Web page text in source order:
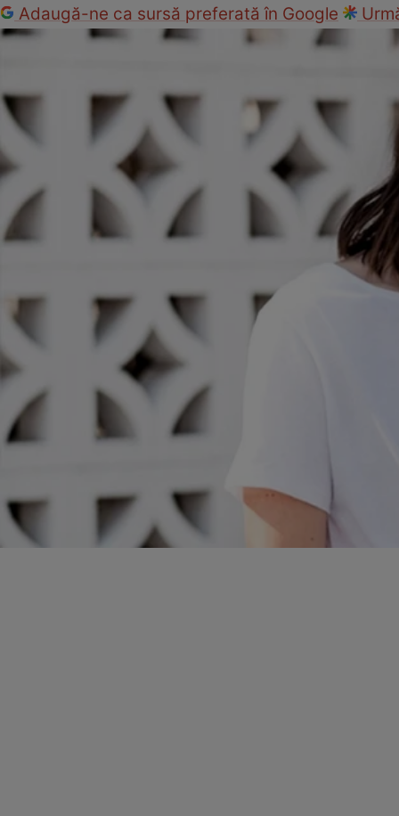
Adaugă-ne ca sursă preferată în Google